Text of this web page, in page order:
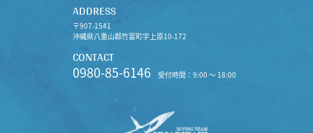
ADDRESS
〒907-1541
沖縄県八重山郡竹富町字上原10-172
CONTACT
0980-85-6146 受付時間：9:00 〜 18:00